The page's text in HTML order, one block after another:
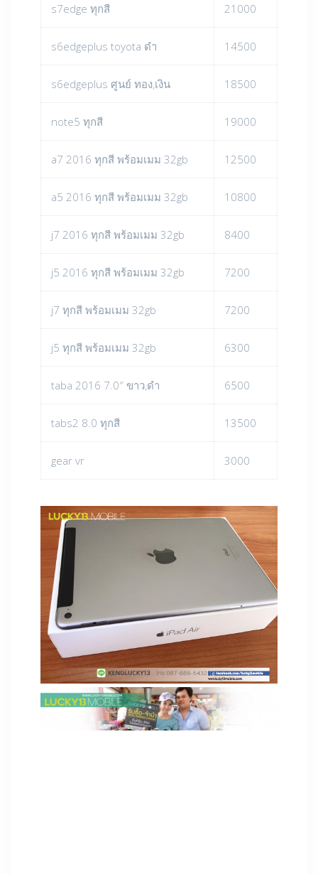
s7edge ทุกสี 21000
s6edgeplus toyota ดำ 14500
s6edgeplus ศูนย์ ทอง,เงิน 18500
note5 ทุกสี 19000
a7 2016 ทุกสี พร้อมเมม 32gb 12500
a5 2016 ทุกสี พร้อมเมม 32gb 10800
j7 2016 ทุกสี พร้อมเมม 32gb 8400
j5 2016 ทุกสี พร้อมเมม 32gb 7200
j7 ทุกสี พร้อมเมม 32gb 7200
j5 ทุกสี พร้อมเมม 32gb 6300
taba 2016 7.0″ ขาว,ดำ 6500
tabs2 8.0 ทุกสี 13500
gear vr 3000